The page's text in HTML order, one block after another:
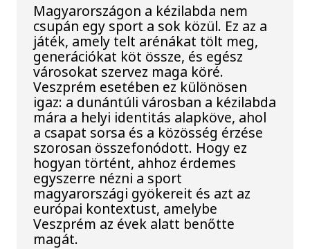
Magyarországon a kézilabda nem
csupán egy sport a sok közül. Ez az a
játék, amely telt arénákat tölt meg,
generációkat köt össze, és egész
városokat szervez maga köré.
Veszprém esetében ez különösen
igaz: a dunántúli városban a kézilabda
mára a helyi identitás alapköve, ahol
a csapat sorsa és a közösség érzése
szorosan összefonódott. Hogy ez
hogyan történt, ahhoz érdemes
egyszerre nézni a sport
magyarországi gyökereit és azt az
európai kontextust, amelybe
Veszprém az évek alatt benőtte
magát.